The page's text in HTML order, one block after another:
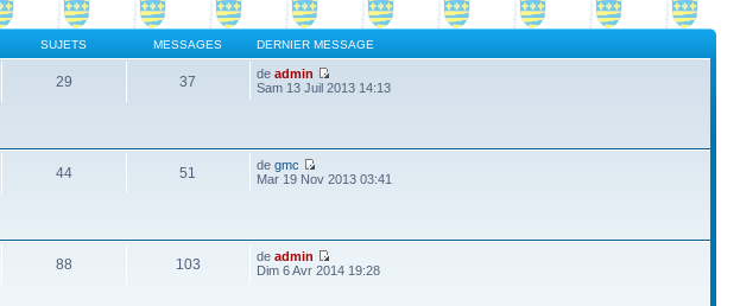
SUJETS MESSAGES DERNIER MESSAGE
29 37 deadmin
Sam 13 Juil 2013 14:13
44 51 degmc
Mar 19 Nov 2013 03:41
88 103 deadmin
Dim 6 Avr 2014 19:28